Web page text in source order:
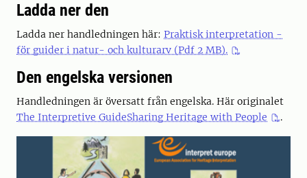
Ladda ner den
Ladda ner handledningen här: Praktisk interpretation -
för guider i natur- och kulturarv (Pdf 2 MB).
Den engelska versionen
Handledningen är översatt från engelska. Här originalet
The Interpretive GuideSharing Heritage with People
.